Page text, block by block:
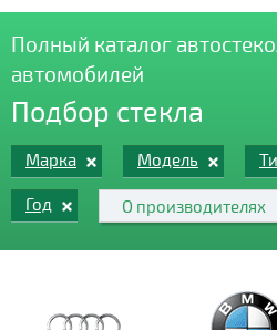
Полный каталог
автомобилей
Подбор стекла
Марка Модель
Год О производителях